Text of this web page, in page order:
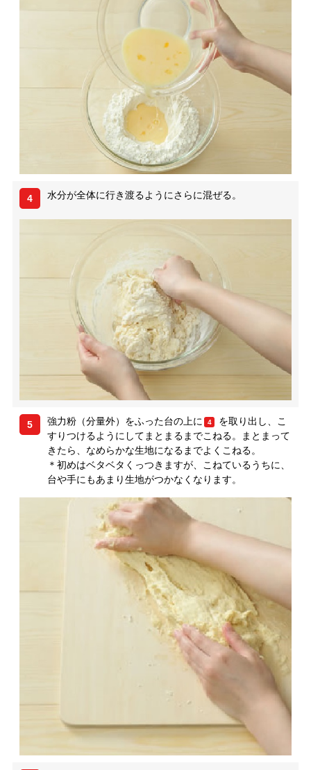
4 水分が全体に行き渡るようにさらに混ぜる。
5 強力粉（分量外）をふった台の上に 4
を取り出し、こ
すりつけるようにしてまとまるまでこねる。まとまって
きたら、なめらかな生地になるまでよくこねる。
＊初めはベタベタくっつきますが、こねているうちに、
台や手にもあまり生地がつかなくなります。